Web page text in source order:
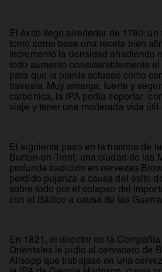
El éxito llego alrededor de 1780: un
tomó como base una receta bien
incrementó la densidad añadiendo
todo aumentó considerablemente
para que la planta actuase como
travesía. Muy amarga, fuerte y
carbónica, la IPA podía soportar
viaje y tener una moderada vida útil
El siguiente paso en la historia de
Burton-on-Trent, una ciudad de las
profunda tradición en cervezas
perdido pujanza a causa del éxito
sobre todo por el colapso del
con el Báltico a causa de las
En 1821, el director de la
Orientales le pidió al cervecero de
Allsopp que trabajase en una